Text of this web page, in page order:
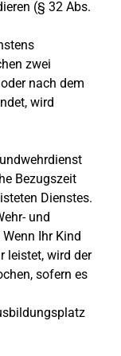
(§ 32 Abs.
zwei
nach dem
wird
Bezugszeit
Dienstes.
und
Ihr Kind
leistet, wird der
sofern es